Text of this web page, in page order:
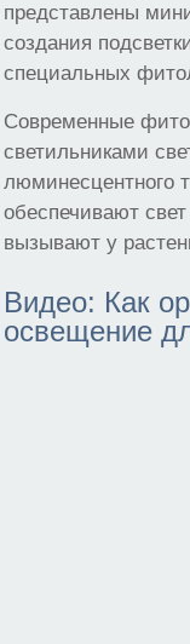
представлены
создания
специальных
Современные
светильниками
люминесцентного
обеспечивают
вызывают у
Видео: Как
освещение